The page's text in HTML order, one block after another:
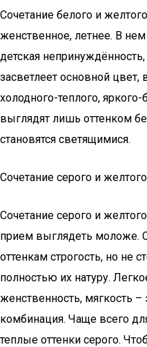
Сочетание белого и
женственное, летнее. В нем
детская
засветлеет основной цвет,
холодного-теплого,
выглядят лишь оттенком
становятся светящимися.
Сочетание серого и желтого
Сочетание серого и
прием выглядеть моложе.
оттенкам строгость, но не
полностью их натуру.
женственность, мягкость –
комбинация. Чаще всего
теплые оттенки серого.